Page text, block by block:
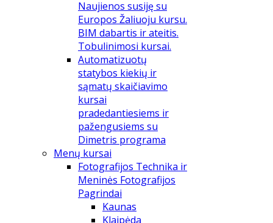
Naujienos susiję su
Europos Žaliuoju kursu.
BIM dabartis ir ateitis.
Tobulinimosi kursai.
Automatizuotų
statybos kiekių ir
sąmatų skaičiavimo
kursai
pradedantiesiems ir
pažengusiems su
Dimetris programa
Menų kursai
Fotografijos Technika ir
Meninės Fotografijos
Pagrindai
Kaunas
Klaipėda